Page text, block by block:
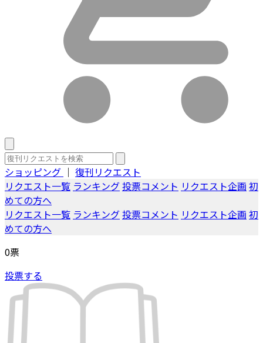
ショッピング ｜ 復刊リクエスト
リクエスト一覧 ランキング投票コメント リクエスト企画 初
めての方へ
リクエスト一覧 ランキング投票コメント リクエスト企画 初
めての方へ
0票
投票する